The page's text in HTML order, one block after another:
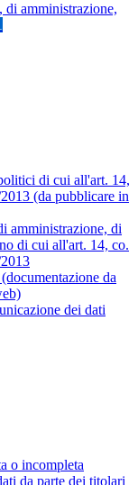
amministrazione,
di cui all'art. 14,
(da pubblicare in
amministrazione, di
di cui all'art. 14, co.
da
dei dati
o incompleta
da parte dei titolari